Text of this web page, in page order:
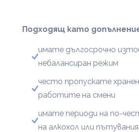
Подходящ като
имате дългосрочно
небалансиран режим
често пропускате
работите на смени
имате периоди на по-
на алкохол или пътувания